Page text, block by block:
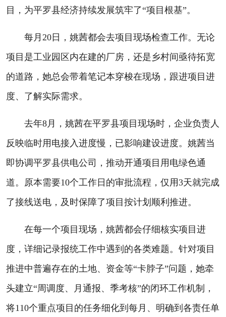
目，为平罗县经济持续发展筑牢了“项目根基”。
每月20日，姚茜都会去项目现场检查工作。无论
项目是工业园区内在建的厂房，还是乡村间亟待拓宽
的道路，她总会带着笔记本穿梭在现场，跟进项目进
度、了解实际需求。
去年8月，姚茜在平罗县项目现场时，企业负责人
反映临时用电接入进度慢，已影响建设进度。姚茜当
即协调平罗县供电公司，推动开通项目用电绿色通
道。原本需要10个工作日的审批流程，仅用3天就完成
了接线送电，及时保障了项目按计划顺利推进。
在每一个项目现场，姚茜都会仔细核实项目进
度，详细记录报统工作中遇到的各类难题。针对项目
推进中普遍存在的土地、资金等“卡脖子”问题，她牵
头建立“周调度、月通报、季考核”的闭环工作机制，
将110个重点项目的任务细化到每月、明确到各责任单